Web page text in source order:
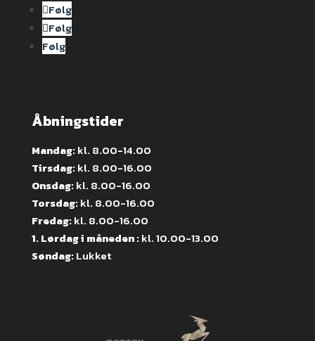
Følg
Følg
Følg
Åbningstider
Mandag:kl. 8.00-14.00
Tirsdag:kl. 8.00-16.00
Onsdag:kl. 8.00-16.00
Torsdag:kl. 8.00-16.00
Fredag:kl. 8.00-16.00
1. Lørdag i måneden :kl. 10.00-13.00
Søndag:Lukket